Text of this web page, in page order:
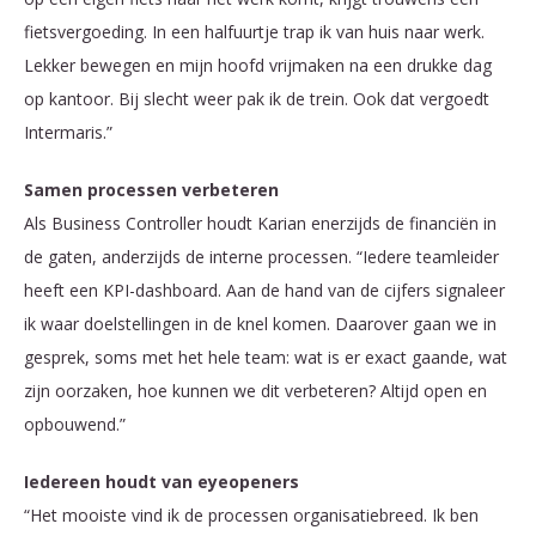
fietsvergoeding. In een halfuurtje trap ik van huis naar werk.
Lekker bewegen en mijn hoofd vrijmaken na een drukke dag
op kantoor. Bij slecht weer pak ik de trein. Ook dat vergoedt
Intermaris.”
Samen processen verbeteren
Als Business Controller houdt Karian enerzijds de financiën in
de gaten, anderzijds de interne processen. “Iedere teamleider
heeft een KPI-dashboard. Aan de hand van de cijfers signaleer
ik waar doelstellingen in de knel komen. Daarover gaan we in
gesprek, soms met het hele team: wat is er exact gaande, wat
zijn oorzaken, hoe kunnen we dit verbeteren? Altijd open en
opbouwend.”
Iedereen houdt van eyeopeners
“Het mooiste vind ik de processen organisatiebreed. Ik ben